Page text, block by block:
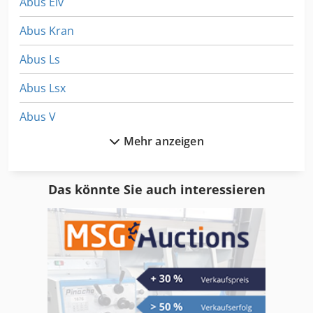
Abus Kran
Abus Ls
Abus Lsx
Abus V
Elektrokettenzug
Fahrwerk
Hadef Elektrokettenzug
Mehr anzeigen
Das könnte Sie auch interessieren